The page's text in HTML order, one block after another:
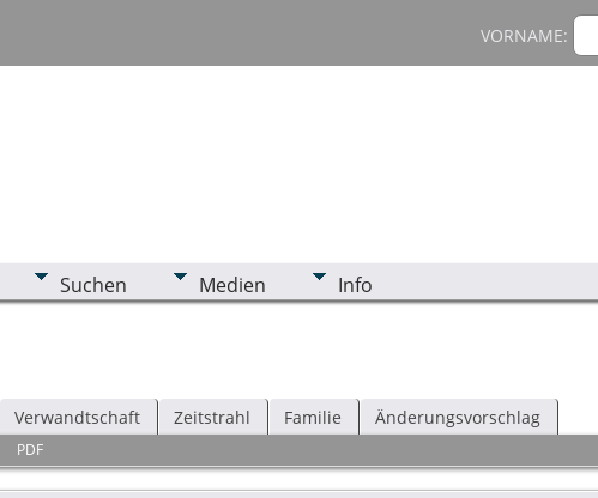
VORNAME:
Suchen Medien Info
Verwandtschaft Zeitstrahl Familie Änderungsvorschlag
PDF